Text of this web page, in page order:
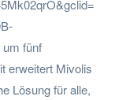
fünf
erweitert Mivolis
Lösung für alle,